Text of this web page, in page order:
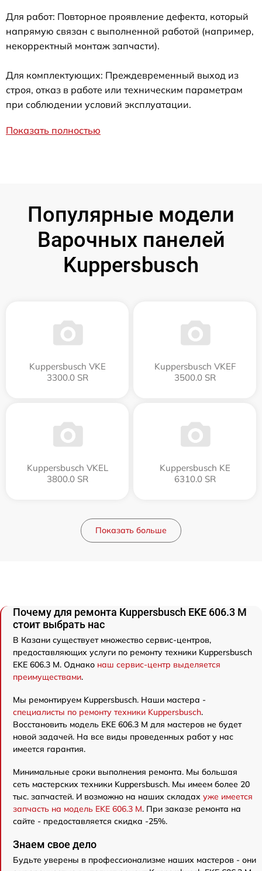
Для работ: Повторное проявление дефекта, который
напрямую связан с выполненной работой (например,
некорректный монтаж запчасти).
Для комплектующих: Преждевременный выход из
строя, отказ в работе или техническим параметрам
при соблюдении условий эксплуатации.
Показать полностью
Популярные модели
Варочных панелей
Kuppersbusch
Kuppersbusch VKE
3300.0 SR
Kuppersbusch VKEF
3500.0 SR
Kuppersbusch VKEL
3800.0 SR
Kuppersbusch KE
6310.0 SR
Показать больше
Почему для ремонта Kuppersbusch EKE 606.3 M
стоит выбрать нас
В Казани существует множество сервис-центров,
предоставляющих услуги по ремонту техники Kuppersbusch
EKE 606.3 M. Однако наш сервис-центр выделяется
преимуществами.
Мы ремонтируем Kuppersbusch. Наши мастера -
специалисты по ремонту техники Kuppersbusch.
Восстановить модель EKE 606.3 M для мастеров не будет
новой задачей. На все виды проведенных работ у нас
имеется гарантия.
Минимальные сроки выполнения ремонта. Мы большая
сеть мастерских техники Kuppersbusch. Мы имеем более 20
тыс. запчастей. И возможно на наших складах уже имеется
запчасть на модель EKE 606.3 M. При заказе ремонта на
сайте - предоставляется скидка -25%.
Знаем свое дело
Будьте уверены в профессионализме наших мастеров - они